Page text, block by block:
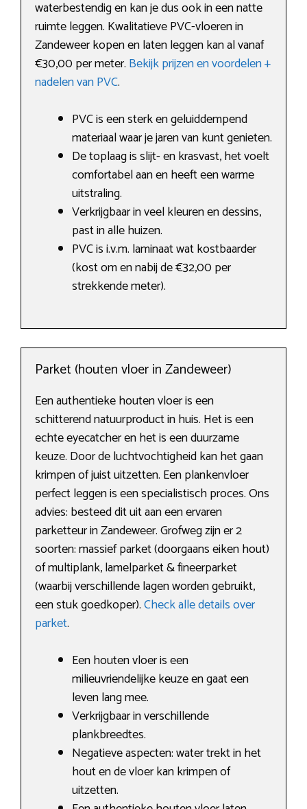
waterbestendig en kan je dus ook in een natte
ruimte leggen. Kwalitatieve PVC-vloeren in
Zandeweer kopen en laten leggen kan al vanaf
€30,00 per meter. Bekijk prijzen en voordelen +
nadelen van PVC.
PVC is een sterk en geluiddempend
materiaal waar je jaren van kunt genieten.
De toplaag is slijt- en krasvast, het voelt
comfortabel aan en heeft een warme
uitstraling.
Verkrijgbaar in veel kleuren en dessins,
past in alle huizen.
PVC is i.v.m. laminaat wat kostbaarder
(kost om en nabij de €32,00 per
strekkende meter).
Parket (houten vloer in Zandeweer)
Een authentieke houten vloer is een
schitterend natuurproduct in huis. Het is een
echte eyecatcher en het is een duurzame
keuze. Door de luchtvochtigheid kan het gaan
krimpen of juist uitzetten. Een plankenvloer
perfect leggen is een specialistisch proces. Ons
advies: besteed dit uit aan een ervaren
parketteur in Zandeweer. Grofweg zijn er 2
soorten: massief parket (doorgaans eiken hout)
of multiplank, lamelparket & fineerparket
(waarbij verschillende lagen worden gebruikt,
een stuk goedkoper).Check alle details over
parket.
Een houten vloer is een
milieuvriendelijke keuze en gaat een
leven lang mee.
Verkrijgbaar in verschillende
plankbreedtes.
Negatieve aspecten: water trekt in het
hout en de vloer kan krimpen of
uitzetten.